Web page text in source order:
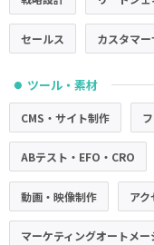
セールス カスタマ
● ツール・素材
CMS・サイト制作
ABテスト・EFO・CRO
動画・映像制作 ア
マーケティングオートメー